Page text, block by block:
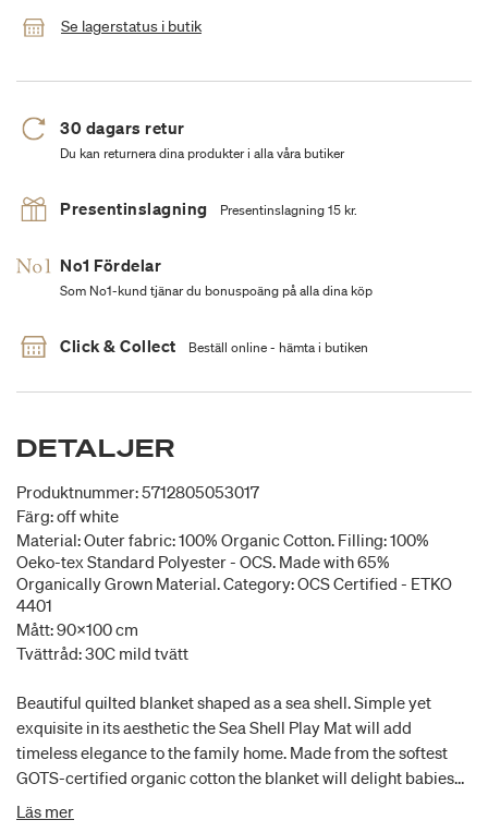
Se lagerstatus i butik
30 dagars retur
Du kan returnera dina produkter i alla våra butiker
Presentinslagning Presentinslagning 15 kr.
No1 Fördelar
Som No1-kund tjänar du bonuspoäng på alla dina köp
Click & Collect Beställ online - hämta i butiken
DETALJER
Produktnummer: 5712805053017
Färg: off white
Material: Outer fabric: 100% Organic Cotton. Filling: 100%
Oeko-tex Standard Polyester - OCS. Made with 65%
Organically Grown Material. Category: OCS Certified - ETKO
4401
Mått: 90x100 cm
Tvättråd: 30C mild tvätt
Beautiful quilted blanket shaped as a sea shell. Simple yet
exquisite in its aesthetic the Sea Shell Play Mat will add
timeless elegance to the family home. Made from the softest
GOTS-certified organic cotton the blanket will delight babies
and parents alike. The Play Mat is lightly padded and serves
Läs mer